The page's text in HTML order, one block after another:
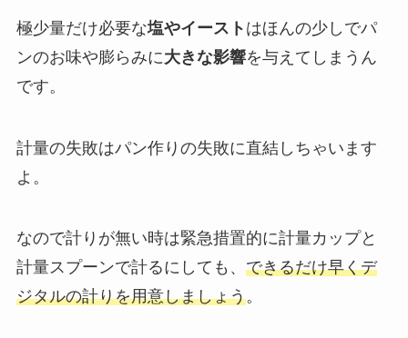
極少量だけ必要な塩やイースト はほんの少しでパ
ンのお味や膨らみに大きな影響を与えてしまうん
です。
計量の失敗はパン作りの失敗に直結しちゃいます
よ。
なので計りが無い時は緊急措置的に計量カップと
計量スプーンで計るにしても、 できるだけ早くデ
ジタルの計りを用意しましょう。